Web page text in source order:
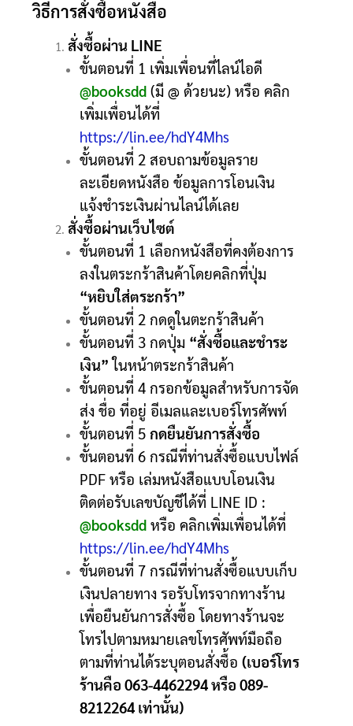
วิธีการสั่งซื้อหนังสือ
สั่งซื้อผ่าน LINE
ขั้นตอนที่ 1 เพิ่มเพื่อนที่ไลน์ไอดี
@booksdd (มี @ ด้วยนะ) หรือ คลิก
เพิ่มเพื่อนได้ที่
https://lin.ee/hdY4Mhs
ขั้นตอนที่ 2 สอบถามข้อมูลราย
ละเอียดหนังสือ ข้อมูลการโอนเงิน
แจ้งชำระเงินผ่านไลน์ได้เลย
สั่งซื้อผ่านเว็บไซต์
ขั้นตอนที่ 1 เลือกหนังสือที่คงต้องการ
ลงในตระกร้าสินค้าโดยคลิกที่ปุ่ม
“หยิบใส่ตระกร้า”
ขั้นตอนที่ 2 กดดูในตะกร้าสินค้า
ขั้นตอนที่ 3 กดปุ่ม “สั่งซื้อและชำระ
เงิน”ในหน้าตระกร้าสินค้า
ขั้นตอนที่ 4 กรอกข้อมูลสำหรับการจัด
ส่ง ชื่อ ที่อยู่ อีเมลและเบอร์โทรศัพท์
ขั้นตอนที่ 5กดยืนยันการสั่งซื้อ
ขั้นตอนที่ 6 กรณีที่ท่านสั่งซื้อแบบไฟล์
PDF หรือ เล่มหนังสือแบบโอนเงิน
ติดต่อรับเลขบัญชีได้ที่ LINE ID :
@booksdd หรือ คลิกเพิ่มเพื่อนได้ที่
https://lin.ee/hdY4Mhs
ขั้นตอนที่ 7 กรณีที่ท่านสั่งซื้อแบบเก็บ
เงินปลายทาง รอรับโทรจากทางร้าน
เพื่อยืนยันการสั่งซื้อ โดยทางร้านจะ
โทรไปตามหมายเลขโทรศัพท์มือถือ
ตามที่ท่านได้ระบุตอนสั่งซื้อ(เบอร์โทร
ร้านคือ 063-4462294 หรือ 089-
8212264 เท่านั้น)